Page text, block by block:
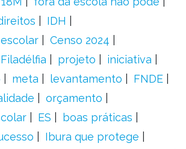
IDH
Censo 2024
Filadélfia projeto
iniciativa
meta levantamento
FNDE
orçamento
ES
boas práticas
Ibura que protege